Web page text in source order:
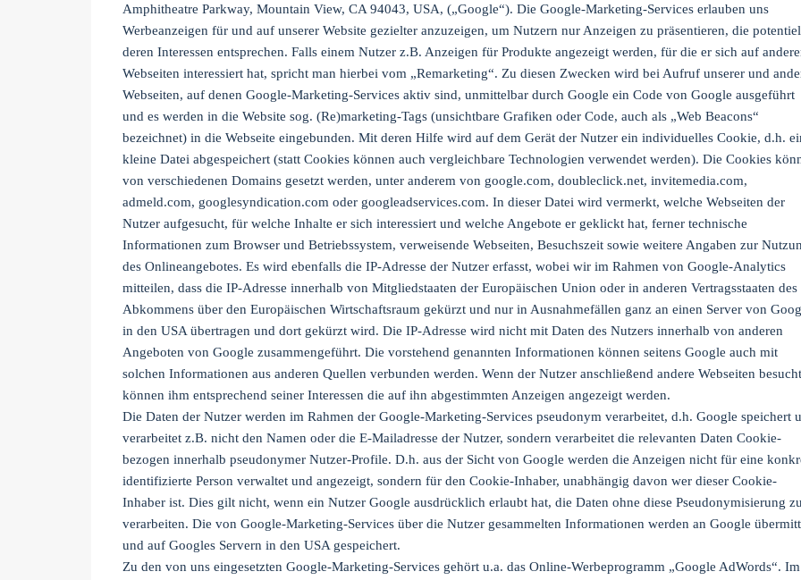
Amphitheatre Parkway, Mountain View, CA 94043, USA, („Google“). Die Google-Marketing-Services erlauben uns
Werbeanzeigen für und auf unserer Website gezielter anzuzeigen, um Nutzern nur Anzeigen zu präsentieren, die
deren Interessen entsprechen. Falls einem Nutzer z.B. Anzeigen für Produkte angezeigt werden, für die er sich auf
Webseiten interessiert hat, spricht man hierbei vom „Remarketing“. Zu diesen Zwecken wird bei Aufruf unserer und
Webseiten, auf denen Google-Marketing-Services aktiv sind, unmittelbar durch Google ein Code von Google ausgeführt
und es werden in die Website sog. (Re)marketing-Tags (unsichtbare Grafiken oder Code, auch als „Web Beacons“
bezeichnet) in die Webseite eingebunden. Mit deren Hilfe wird auf dem Gerät der Nutzer ein individuelles Cookie, d.h.
kleine Datei abgespeichert (statt Cookies können auch vergleichbare Technologien verwendet werden). Die Cookies
von verschiedenen Domains gesetzt werden, unter anderem von google.com, doubleclick.net, invitemedia.com,
admeld.com, googlesyndication.com oder googleadservices.com. In dieser Datei wird vermerkt, welche Webseiten der
Nutzer aufgesucht, für welche Inhalte er sich interessiert und welche Angebote er geklickt hat, ferner technische
Informationen zum Browser und Betriebssystem, verweisende Webseiten, Besuchszeit sowie weitere Angaben zur
des Onlineangebotes. Es wird ebenfalls die IP-Adresse der Nutzer erfasst, wobei wir im Rahmen von Google-Analytics
mitteilen, dass die IP-Adresse innerhalb von Mitgliedstaaten der Europäischen Union oder in anderen Vertragsstaaten des
Abkommens über den Europäischen Wirtschaftsraum gekürzt und nur in Ausnahmefällen ganz an einen Server von
in den USA übertragen und dort gekürzt wird. Die IP-Adresse wird nicht mit Daten des Nutzers innerhalb von anderen
Angeboten von Google zusammengeführt. Die vorstehend genannten Informationen können seitens Google auch mit
solchen Informationen aus anderen Quellen verbunden werden. Wenn der Nutzer anschließend andere Webseiten
können ihm entsprechend seiner Interessen die auf ihn abgestimmten Anzeigen angezeigt werden.
Die Daten der Nutzer werden im Rahmen der Google-Marketing-Services pseudonym verarbeitet, d.h. Google speichert
verarbeitet z.B. nicht den Namen oder die E-Mailadresse der Nutzer, sondern verarbeitet die relevanten Daten Cookie-
bezogen innerhalb pseudonymer Nutzer-Profile. D.h. aus der Sicht von Google werden die Anzeigen nicht für eine
identifizierte Person verwaltet und angezeigt, sondern für den Cookie-Inhaber, unabhängig davon wer dieser Cookie-
Inhaber ist. Dies gilt nicht, wenn ein Nutzer Google ausdrücklich erlaubt hat, die Daten ohne diese Pseudonymisierung zu
verarbeiten. Die von Google-Marketing-Services über die Nutzer gesammelten Informationen werden an Google
und auf Googles Servern in den USA gespeichert.
Zu den von uns eingesetzten Google-Marketing-Services gehört u.a. das Online-Werbeprogramm „Google AdWords“. Im